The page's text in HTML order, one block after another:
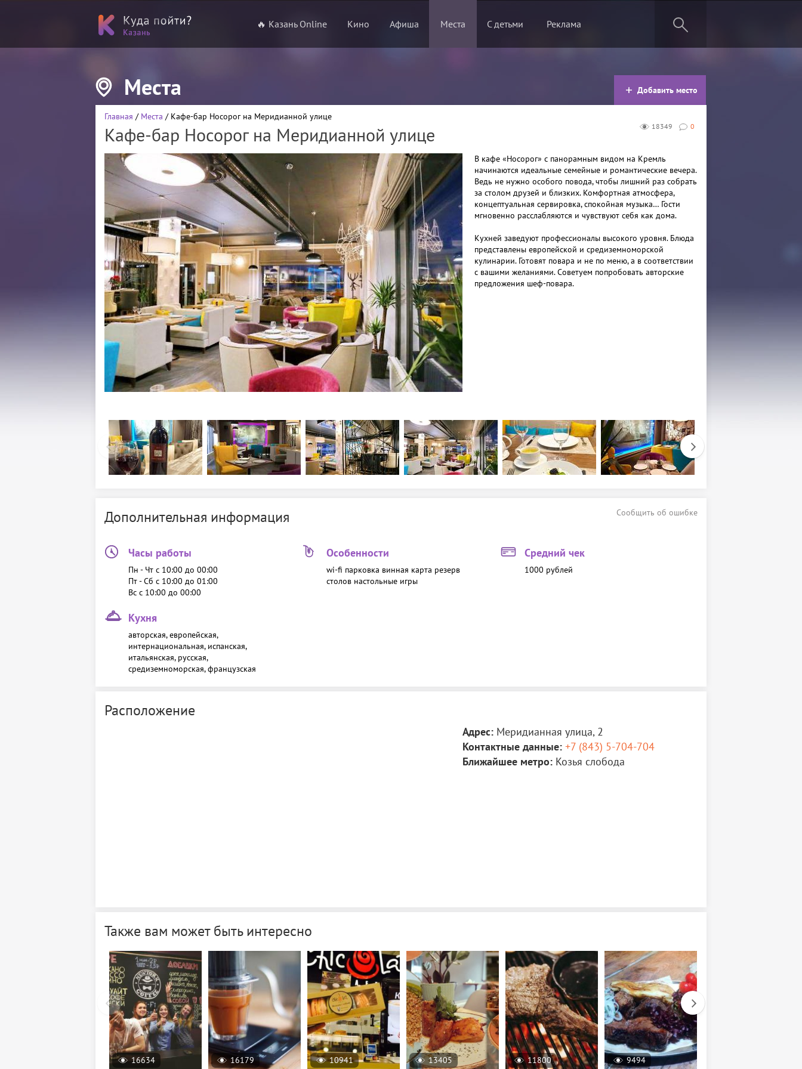
🔥 Казань Online Кино Афиша Места С детьми Реклама
Места Добавить место
0
18349
Главная / Места / Кафе-бар Носорог на Меридианной улице
Кафе-бар Носорог на Меридианной улице
В кафе «Носорог» с панорамным видом на Кремль
начинаются идеальные семейные и романтические вечера.
Ведь не нужно особого повода, чтобы лишний раз собрать
за столом друзей и близких. Комфортная атмосфера,
концептуальная сервировка, спокойная музыка… Гости
мгновенно расслабляются и чувствуют себя как дома.
Кухней заведуют профессионалы высокого уровня. Блюда
представлены европейской и средиземноморской
кулинарии. Готовят повара и не по меню, а в соответствии
с вашими желаниями. Советуем попробовать авторские
предложения шеф-повара.
Сообщить об ошибке
Дополнительная информация
Часы работы
Пн - Чт c 10:00 до 00:00
Пт - Сб c 10:00 до 01:00
Вс c 10:00 до 00:00
Особенности
wi-fi парковка винная карта резерв
столов настольные игры
Средний чек
1000 рублей
Кухня
авторская, европейская,
интернациональная, испанская,
итальянская, русская,
средиземноморская, французская
Расположение
Адрес: Меридианная улица, 2
Контактные данные: +7 (843) 5-704-704
Ближайшее метро: Козья слобода
Также вам может быть интересно
16634 16179 10941 13405 11800 9494